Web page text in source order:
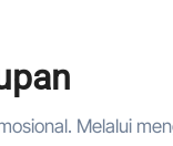
Melalui